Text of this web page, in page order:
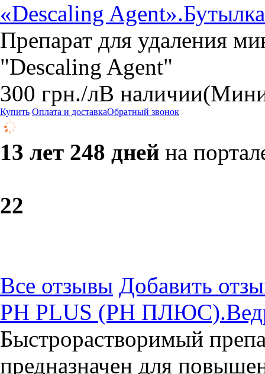
«Descaling
Препарат для удаления
"Descaling Agent"
300 грн./лВ наличии
Купить Оплата и доставкаОбратный звонок
13 лет 248 дней на
22
Все отзывы Добавить
PH PLUS (PH
Быстрорастворимый
предназначен для